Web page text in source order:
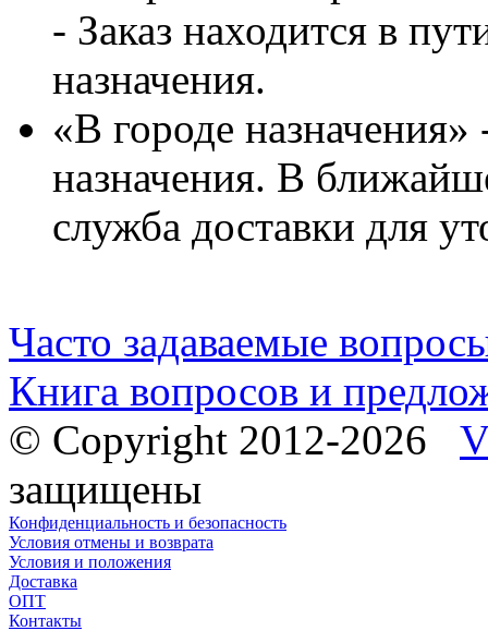
- Заказ находится в
назначения.
«В городе назначения»
назначения. В
служба доставки для
Часто задаваемые
Книга вопросов и
© Copyright 2012-2026
защищены
Конфиденциальность и безопасность
Условия отмены и возврата
Условия и положения
Доставка
ОПТ
Контакты